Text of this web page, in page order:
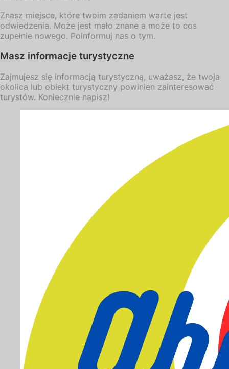
Znasz miejsce, które twoim zadaniem warte jest
odwiedzenia. Może jest mało znane a może to cos
zupełnie nowego. Poinformuj nas o tym.
Masz informacje turystyczne
Zajmujesz się informacją turystyczną, uważasz, że twoja
okolica lub obiekt turystyczny powinien zainteresować
turystów. Koniecznie napisz!